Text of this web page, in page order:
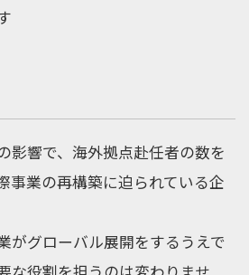
影響で、海外拠点赴任者の数を
事業の再構築に迫られている企
がグローバル展開をするうえで